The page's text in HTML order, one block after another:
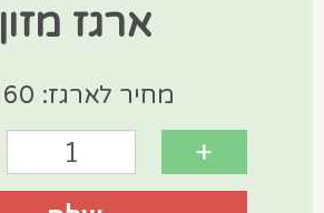
ארגז מזון
מחיר לארגז: 60 ₪
+